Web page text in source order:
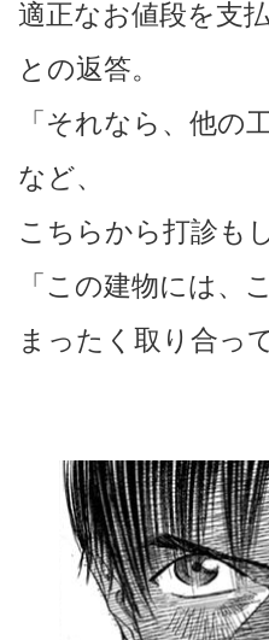
適正なお値段を支
との返答。
「それなら、他の
など、
こちらから打診も
「この建物には、
まったく取り合っ